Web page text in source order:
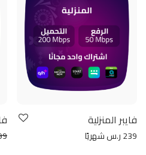
فايبر المنزلية
239 ر.س شهريًا 399